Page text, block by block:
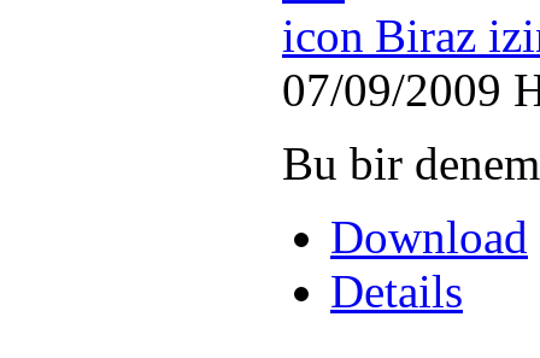
Biraz
07/09/2009
Bu bir
Download
Details